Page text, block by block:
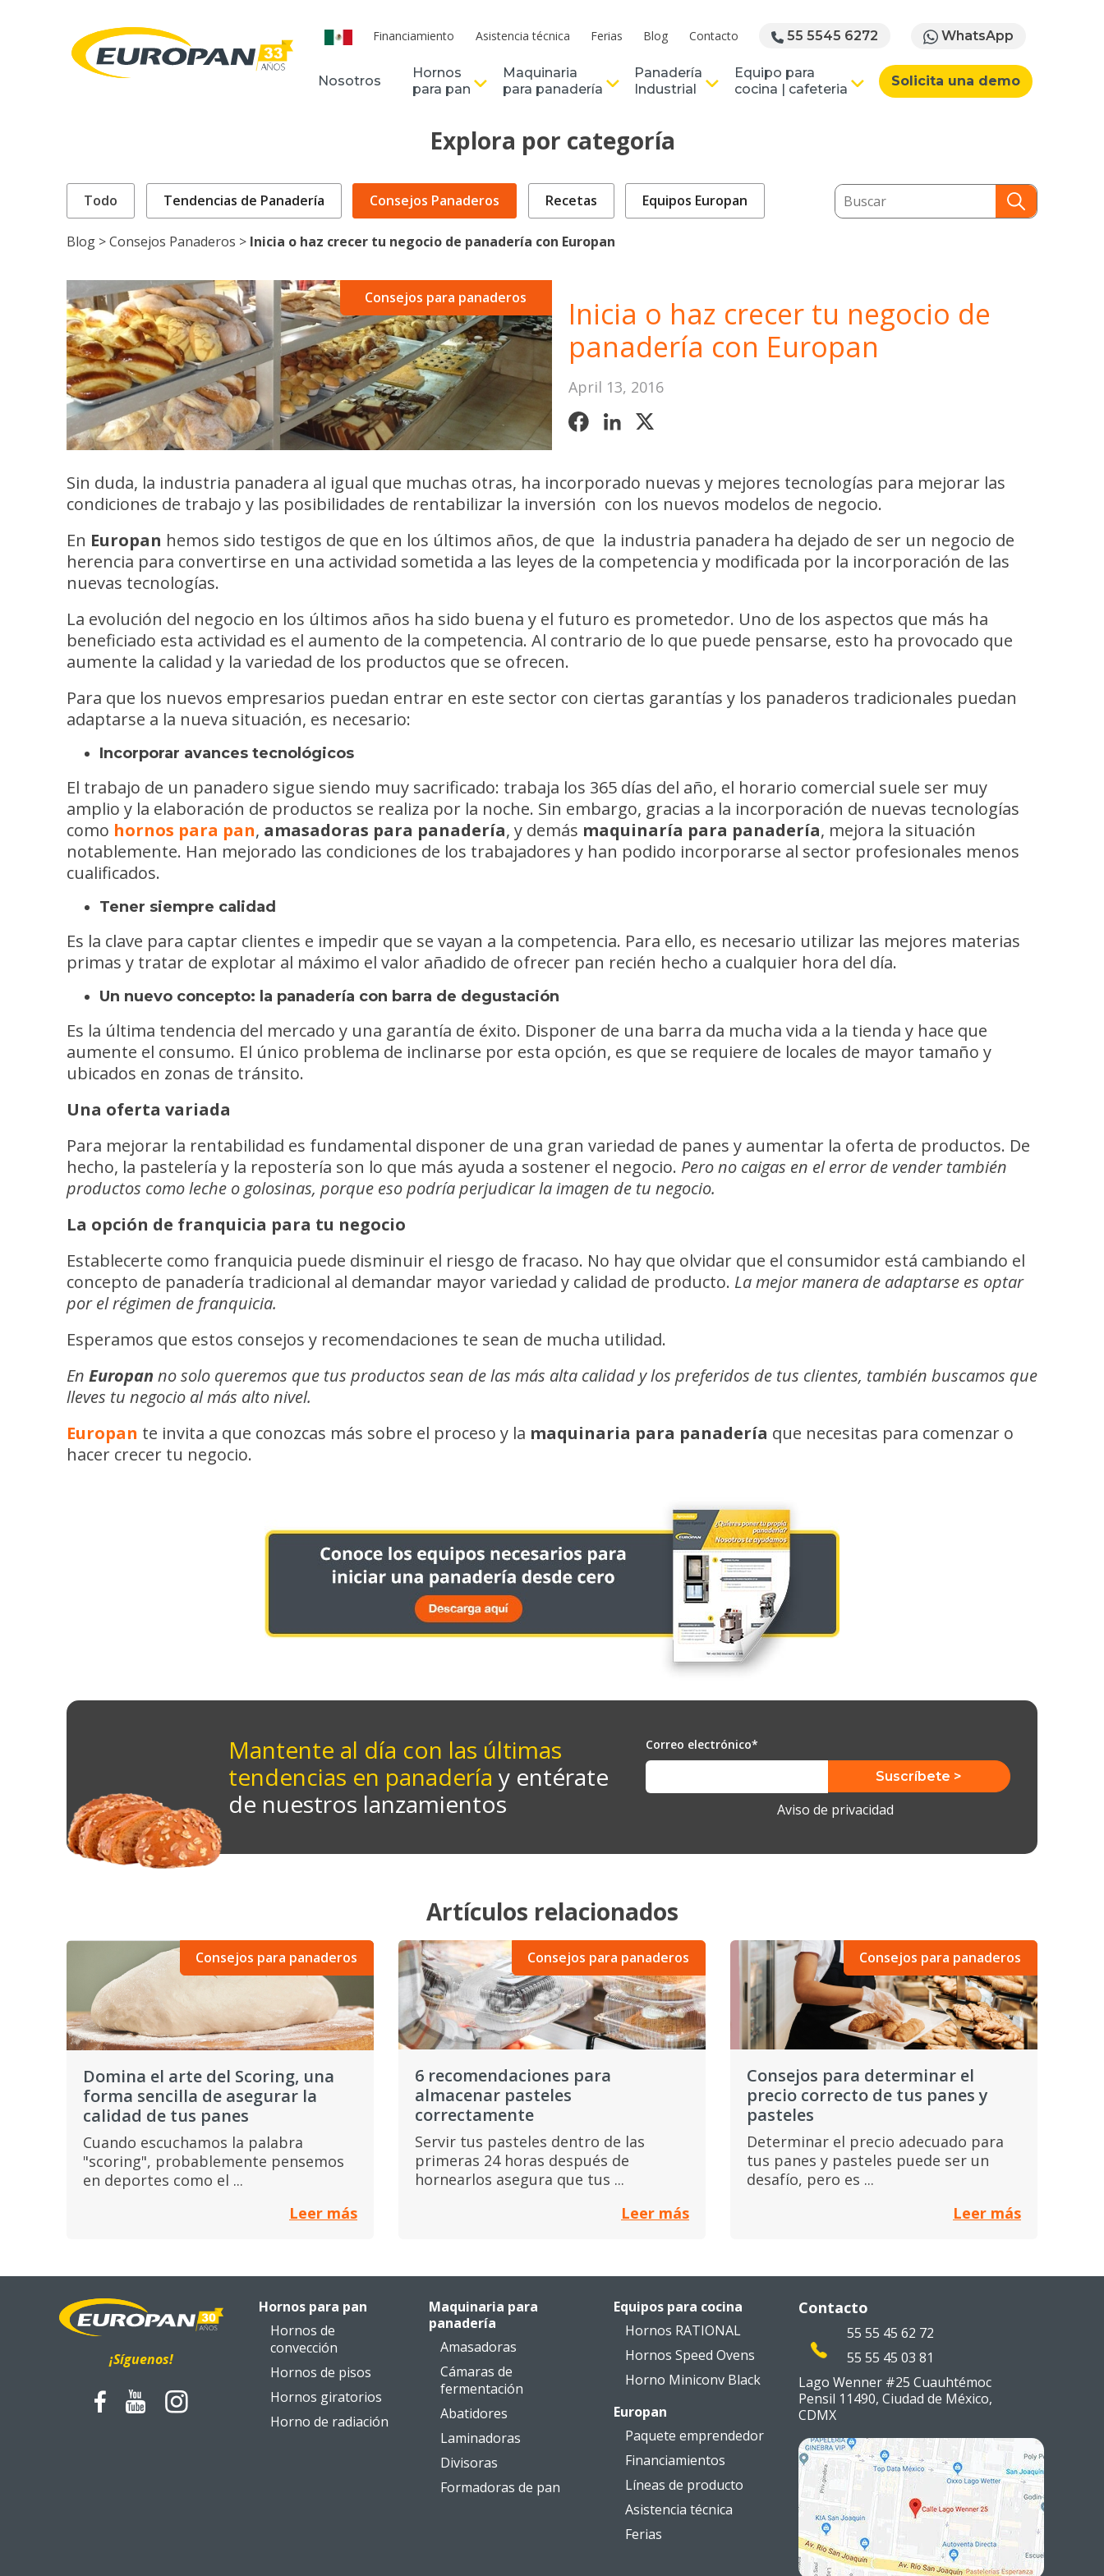
Financiamiento Asistencia técnica Ferias Blog Contacto 55 5545 6272 WhatsApp
Nosotros
Hornos
para pan
Maquinaria
para panadería
Panadería
Industrial
Equipo para
cocina | cafeteria
Solicita una demo
Explora por categoría
Todo Tendencias de Panadería Consejos Panaderos Recetas Equipos Europan This is a search field with an auto-
Blog >Consejos Panaderos > Inicia o haz crecer tu negocio de panadería con Europan
Consejos para panaderos
Inicia o haz crecer tu negocio de
panadería con Europan
April 13, 2016
Sin duda, la industria panadera al igual que muchas otras, ha incorporado nuevas y mejores tecnologías para mejorar las
condiciones de trabajo y las posibilidades de rentabilizar la inversión con los nuevos modelos de negocio.
En Europan hemos sido testigos de que en los últimos años, de que la industria panadera ha dejado de ser un negocio de
herencia para convertirse en una actividad sometida a las leyes de la competencia y modificada por la incorporación de las
nuevas tecnologías.
La evolución del negocio en los últimos años ha sido buena y el futuro es prometedor. Uno de los aspectos que más ha
beneficiado esta actividad es el aumento de la competencia. Al contrario de lo que puede pensarse, esto ha provocado que
aumente la calidad y la variedad de los productos que se ofrecen.
Para que los nuevos empresarios puedan entrar en este sector con ciertas garantías y los panaderos tradicionales puedan
adaptarse a la nueva situación, es necesario:
Incorporar avances tecnológicos
El trabajo de un panadero sigue siendo muy sacrificado: trabaja los 365 días del año, el horario comercial suele ser muy
amplio y la elaboración de productos se realiza por la noche. Sin embargo, gracias a la incorporación de nuevas tecnologías
como hornos para pan, amasadoras para panadería, y demás maquinaría para panadería, mejora la situación
notablemente. Han mejorado las condiciones de los trabajadores y han podido incorporarse al sector profesionales menos
cualificados.
Tener siempre calidad
Es la clave para captar clientes e impedir que se vayan a la competencia. Para ello, es necesario utilizar las mejores materias
primas y tratar de explotar al máximo el valor añadido de ofrecer pan recién hecho a cualquier hora del día.
Un nuevo concepto: la panadería con barra de degustación
Es la última tendencia del mercado y una garantía de éxito. Disponer de una barra da mucha vida a la tienda y hace que
aumente el consumo. El único problema de inclinarse por esta opción, es que se requiere de locales de mayor tamaño y
ubicados en zonas de tránsito.
Una oferta variada
Para mejorar la rentabilidad es fundamental disponer de una gran variedad de panes y aumentar la oferta de productos. De
hecho, la pastelería y la repostería son lo que más ayuda a sostener el negocio. Pero no caigas en el error de vender también
productos como leche o golosinas, porque eso podría perjudicar la imagen de tu negocio.
La opción de franquicia para tu negocio
Establecerte como franquicia puede disminuir el riesgo de fracaso. No hay que olvidar que el consumidor está cambiando el
concepto de panadería tradicional al demandar mayor variedad y calidad de producto. La mejor manera de adaptarse es optar
por el régimen de franquicia.
Esperamos que estos consejos y recomendaciones te sean de mucha utilidad.
En Europan no solo queremos que tus productos sean de las más alta calidad y los preferidos de tus clientes, también buscamos que
lleves tu negocio al más alto nivel.
Europan te invita a que conozcas más sobre el proceso y la maquinaria para panadería que necesitas para comenzar o
hacer crecer tu negocio.
Mantente al día con las últimas
tendencias en panadería y entérate
de nuestros lanzamientos
Correo electrónico*
Aviso de privacidad
Artículos relacionados
Consejos para panaderos
Domina el arte del Scoring, una
forma sencilla de asegurar la
calidad de tus panes
Cuando escuchamos la palabra
"scoring", probablemente pensemos
en deportes como el ...
Leer más
Consejos para panaderos
6 recomendaciones para
almacenar pasteles
correctamente
Servir tus pasteles dentro de las
primeras 24 horas después de
hornearlos asegura que tus ...
Leer más
Consejos para panaderos
Consejos para determinar el
precio correcto de tus panes y
pasteles
Determinar el precio adecuado para
tus panes y pasteles puede ser un
desafío, pero es ...
Leer más
¡Síguenos!
Hornos para pan
Hornos de
convección
Hornos de pisos
Hornos giratorios
Horno de radiación
Maquinaria para
panadería
Amasadoras
Cámaras de
fermentación
Abatidores
Laminadoras
Divisoras
Formadoras de pan
Equipos para cocina
Hornos RATIONAL
Hornos Speed Ovens
Horno Miniconv Black
Europan
Paquete emprendedor
Financiamientos
Líneas de producto
Asistencia técnica
Ferias
Contacto
55 55 45 62 72
55 55 45 03 81
Lago Wenner #25 Cuauhtémoc
Pensil 11490, Ciudad de México,
CDMX